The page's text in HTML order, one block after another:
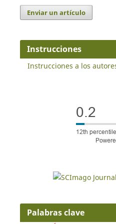
Enviar un artículo
Instrucciones
Instrucciones a los
Palabras clave